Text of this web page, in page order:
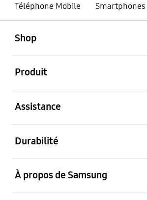
Téléphone Mobile
Smartphones
Shop
Produit
Assistance
Durabilité
À propos de Samsung